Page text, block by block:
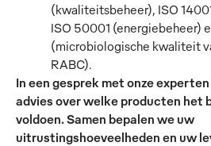
(kwaliteitsbeheer), ISO
ISO 50001 (energiebeheer)
(microbiologische kwaliteit
RABC).
In een gesprek met onze
advies over welke producten het
voldoen. Samen bepalen we uw
uitrustingshoeveelheden en uw